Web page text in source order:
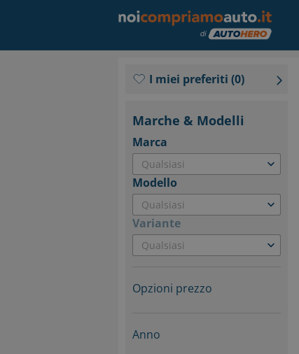
I miei preferiti (0)
Marche & Modelli
Marca
Qualsiasi
Modello
Qualsiasi
Variante
Qualsiasi
Opzioni prezzo
Anno